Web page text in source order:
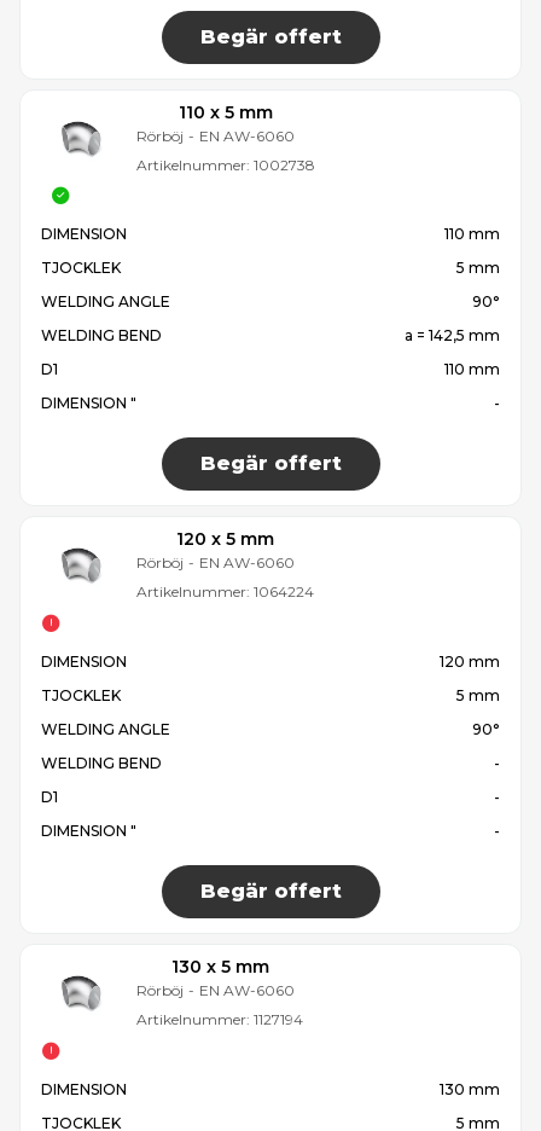
Begär offert
110 x 5 mm
Rörböj - EN AW-6060
Artikelnummer: 1002738
DIMENSION
110 mm
TJOCKLEK
5 mm
WELDING ANGLE
90°
WELDING BEND
a = 142,5 mm
D1
110 mm
DIMENSION "
-
Begär offert
120 x 5 mm
Rörböj - EN AW-6060
Artikelnummer: 1064224
DIMENSION
120 mm
TJOCKLEK
5 mm
WELDING ANGLE
90°
WELDING BEND
-
D1
-
DIMENSION "
-
Begär offert
130 x 5 mm
Rörböj - EN AW-6060
Artikelnummer: 1127194
DIMENSION
130 mm
TJOCKLEK
5 mm